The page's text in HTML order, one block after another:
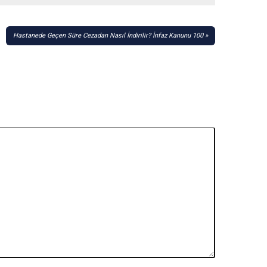
Hastanede Geçen Süre Cezadan Nasıl İndirilir? İnfaz Kanunu 100